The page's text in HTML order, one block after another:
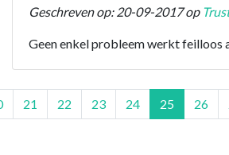
Geschreven op: 20-09-2017 op
Geen enkel probleem werkt feilloos
21 22 23 24 25 26